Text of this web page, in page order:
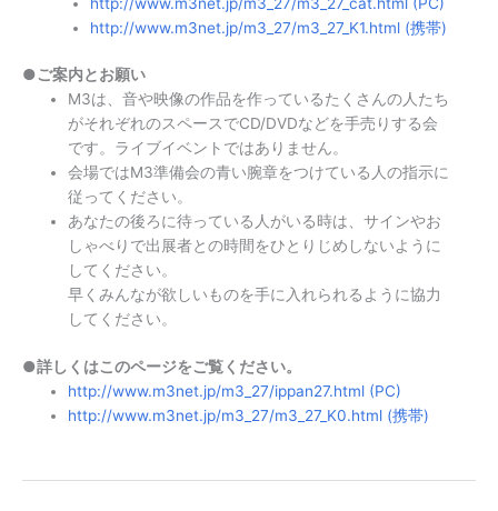
http://www.m3net.jp/m3_27/m3_27_K1.html (携帯)
●ご案内とお願い
M3は、音や映像の作品を作っているたくさんの人たち
がそれぞれのスペースでCD/DVDなどを手売りする会
です。ライブイベントではありません。
会場ではM3準備会の青い腕章をつけている人の指示に
従ってください。
あなたの後ろに待っている人がいる時は、サインやお
しゃべりで出展者との時間をひとりじめしないように
してください。
早くみんなが欲しいものを手に入れられるように協力
してください。
●詳しくはこのページをご覧ください。
http://www.m3net.jp/m3_27/ippan27.html (PC)
http://www.m3net.jp/m3_27/m3_27_K0.html (携帯)